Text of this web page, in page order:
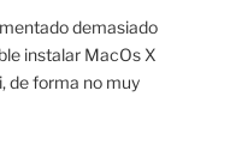
demasiado
instalar MacOs X
de forma no muy